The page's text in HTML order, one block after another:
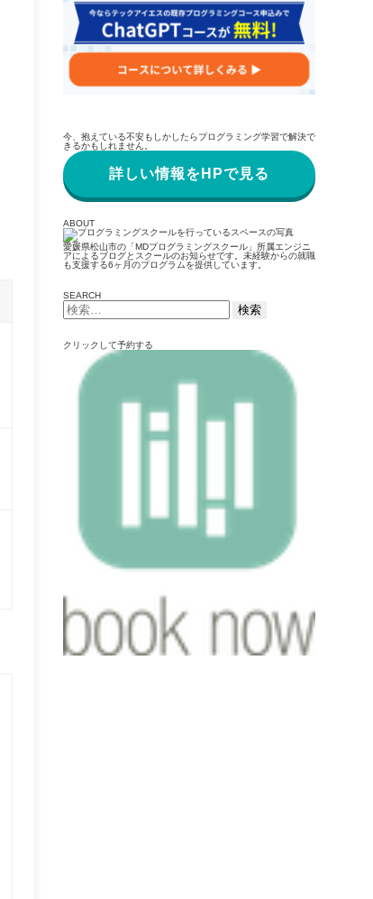
今、抱えている不安もしかしたらプログラミング学習で解決で
きるかもしれません。
詳しい情報をHPで見る
ABOUT
愛媛県松山市の「MDプログラミングスクール」所属エンジニ
アによるブログとスクールのお知らせです。未経験からの就職
も支援する6ヶ月のプログラムを提供しています。
SEARCH
検
索:
クリックして予約する